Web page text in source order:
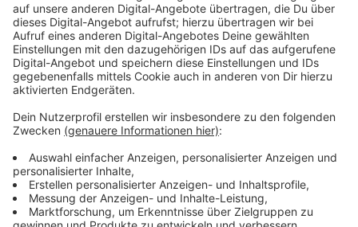
bleiben, kann aktuell niemand beantworten. Die
Antworten zu sammeln und auszuwerten dauere seine
Zeit. Man hoffe, dass man möglicherweise Ende
nächster Woche (19. August 2024) schon was sagen
könne, so der Sprecher. Die
Deutsche Justiz-
Verkehrssünder in NRW massenhaft straffrei davon
Mitarbeiter in den Geschäftsstellen der
Staatsanwaltschaften und Gerichte fehlen - man sei
überlastet.